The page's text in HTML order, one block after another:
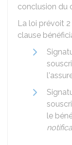
conclusion du
La loi prévoit
clause
le